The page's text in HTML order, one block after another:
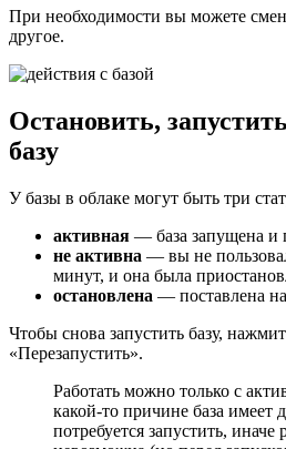
При необходимости вы можете
другое.
Остановить,
базу
У базы в облаке могут быть три
активная — база запущена и
не активна — вы не
минут, и она была
остановлена — поставлена
Чтобы снова запустить базу,
«Перезапустить».
Работать можно только с
какой-то причине база имеет
потребуется запустить, иначе